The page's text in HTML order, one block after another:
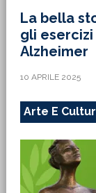
La bella
gli
Alzheimer
10 APRILE 2025
Arte E